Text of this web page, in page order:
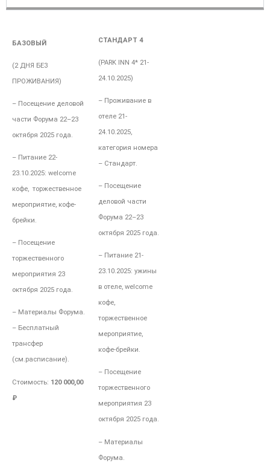
БАЗОВЫЙ
(2 ДНЯ БЕЗ
ПРОЖИВАНИЯ)
– Посещение деловой
части Форума 22–23
октября 2025 года.
– Питание 22-
23.10.2025: welcome
кофе, торжественное
мероприятие, кофе-
брейки.
– Посещение
торжественного
мероприятия 23
октября 2025 года.
– Материалы Форума.
– Бесплатный
трансфер
(см.расписание).
Стоимость: 120 000,00
₽
СТАНДАРТ 4
(PARK INN 4* 21-
24.10.2025)
– Проживание в
отеле 21-
24.10.2025,
категория номера
– Стандарт.
– Посещение
деловой части
Форума 22–23
октября 2025 года.
– Питание 21-
23.10.2025: ужины
в отеле, welcome
кофе,
торжественное
мероприятие,
кофе-брейки.
– Посещение
торжественного
мероприятия 23
октября 2025 года.
– Материалы
Форума.